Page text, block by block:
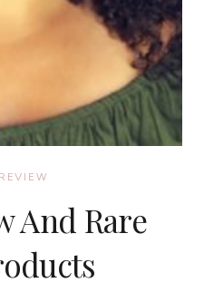
REVIEW
And Rare